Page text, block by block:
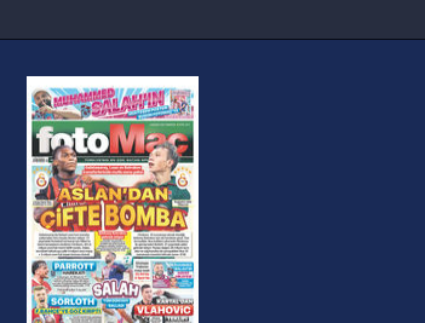
Ligi
yeni teknik direktörü